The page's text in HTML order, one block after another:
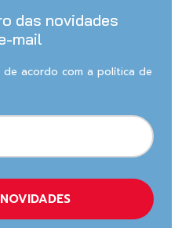
das novidades
mail
acordo com a política de